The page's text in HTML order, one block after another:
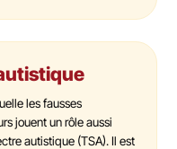
les fausses
jouent un rôle aussi
autistique (TSA). Il est